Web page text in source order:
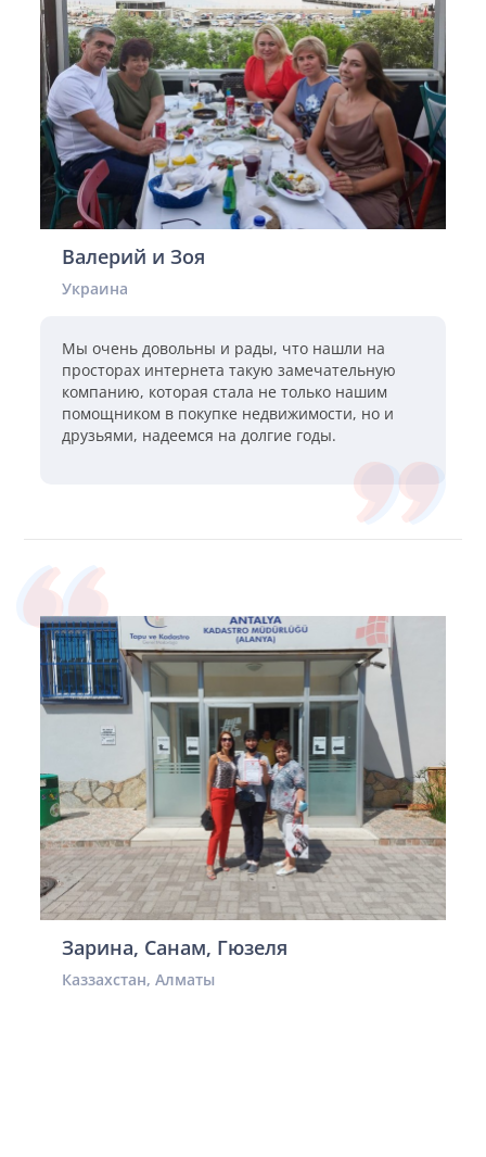
Валерий и Зоя
Украина
Мы очень довольны и рады, что нашли на
просторах интернета такую замечательную
компанию, которая стала не только нашим
помощником в покупке недвижимости, но и
друзьями, надеемся на долгие годы.
Зарина, Санам, Гюзеля
Каззахстан, Алматы